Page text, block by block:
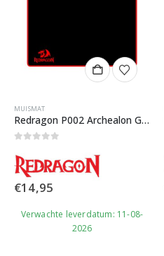
MUISMAT
Redragon P002 Archealon Gaming Muismat
€14,95
Verwachte leverdatum: 11-08-
2026